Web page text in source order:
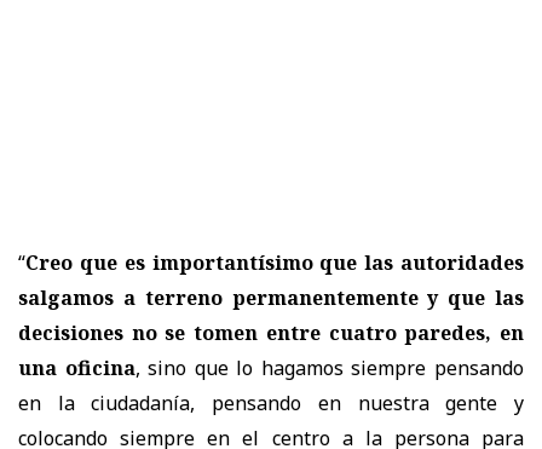
“Creo que es importantísimo que las autoridades
salgamos a terreno permanentemente y que las
decisiones no se tomen entre cuatro paredes, en
una oficina, sino que lo hagamos siempre pensando
en la ciudadanía, pensando en nuestra gente y
colocando siempre en el centro a la persona para